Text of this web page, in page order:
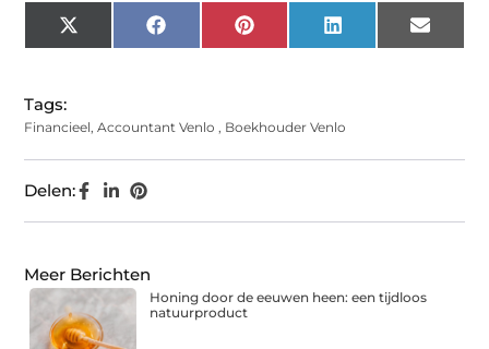
X
(Twitter)
Facebook Pinterest LinkedIn Email
Tags:
Financieel,Accountant Venlo , Boekhouder Venlo
Delen:
Meer Berichten
Honing door de eeuwen heen: een tijdloos
natuurproduct